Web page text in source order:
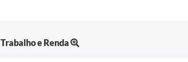
Trabalho e Renda